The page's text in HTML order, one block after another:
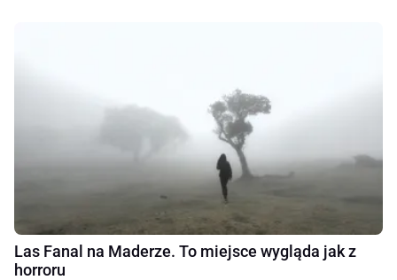
Las Fanal na Maderze. To miejsce wygląda jak z
horroru